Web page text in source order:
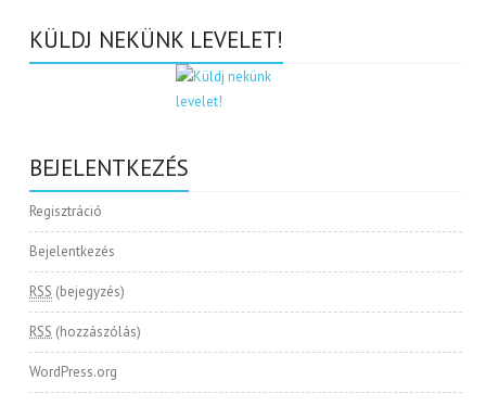
KÜLDJ NEKÜNK LEVELET!
BEJELENTKEZÉS
Regisztráció
Bejelentkezés
RSS (bejegyzés)
RSS (hozzászólás)
WordPress.org